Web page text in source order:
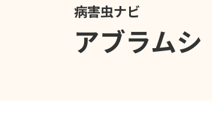
病害虫ナビ
アブラムシ